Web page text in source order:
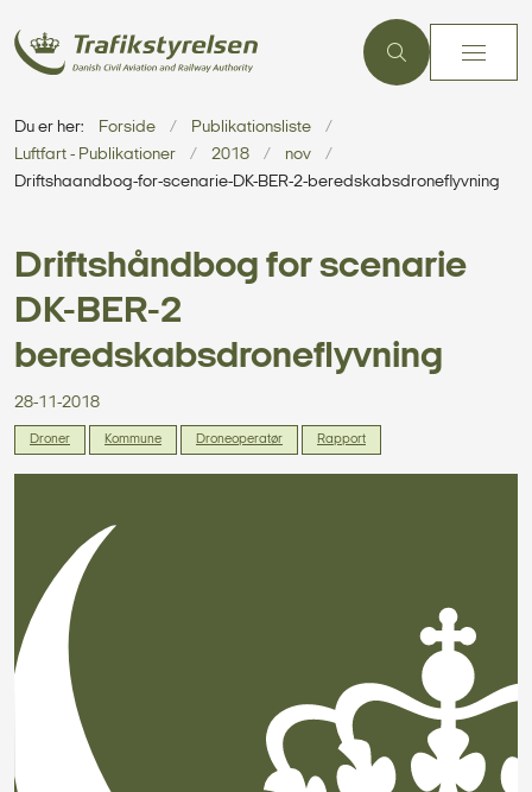
Du er her: Forside
Publikationsliste
Luftfart - Publikationer
2018
nov
Driftshaandbog-for-scenarie-DK-BER-2-beredskabsdroneflyvning
Driftshåndbog for scenarie
DK-BER-2
beredskabsdroneflyvning
28-11-2018
Droner Kommune Droneoperatør Rapport